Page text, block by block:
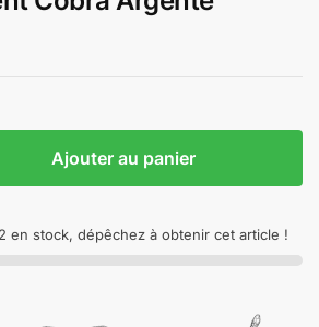
Ajouter au panier
en stock, dépêchez à obtenir cet article !